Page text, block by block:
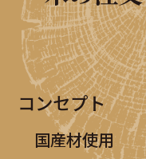
コンセプト
国産材使用